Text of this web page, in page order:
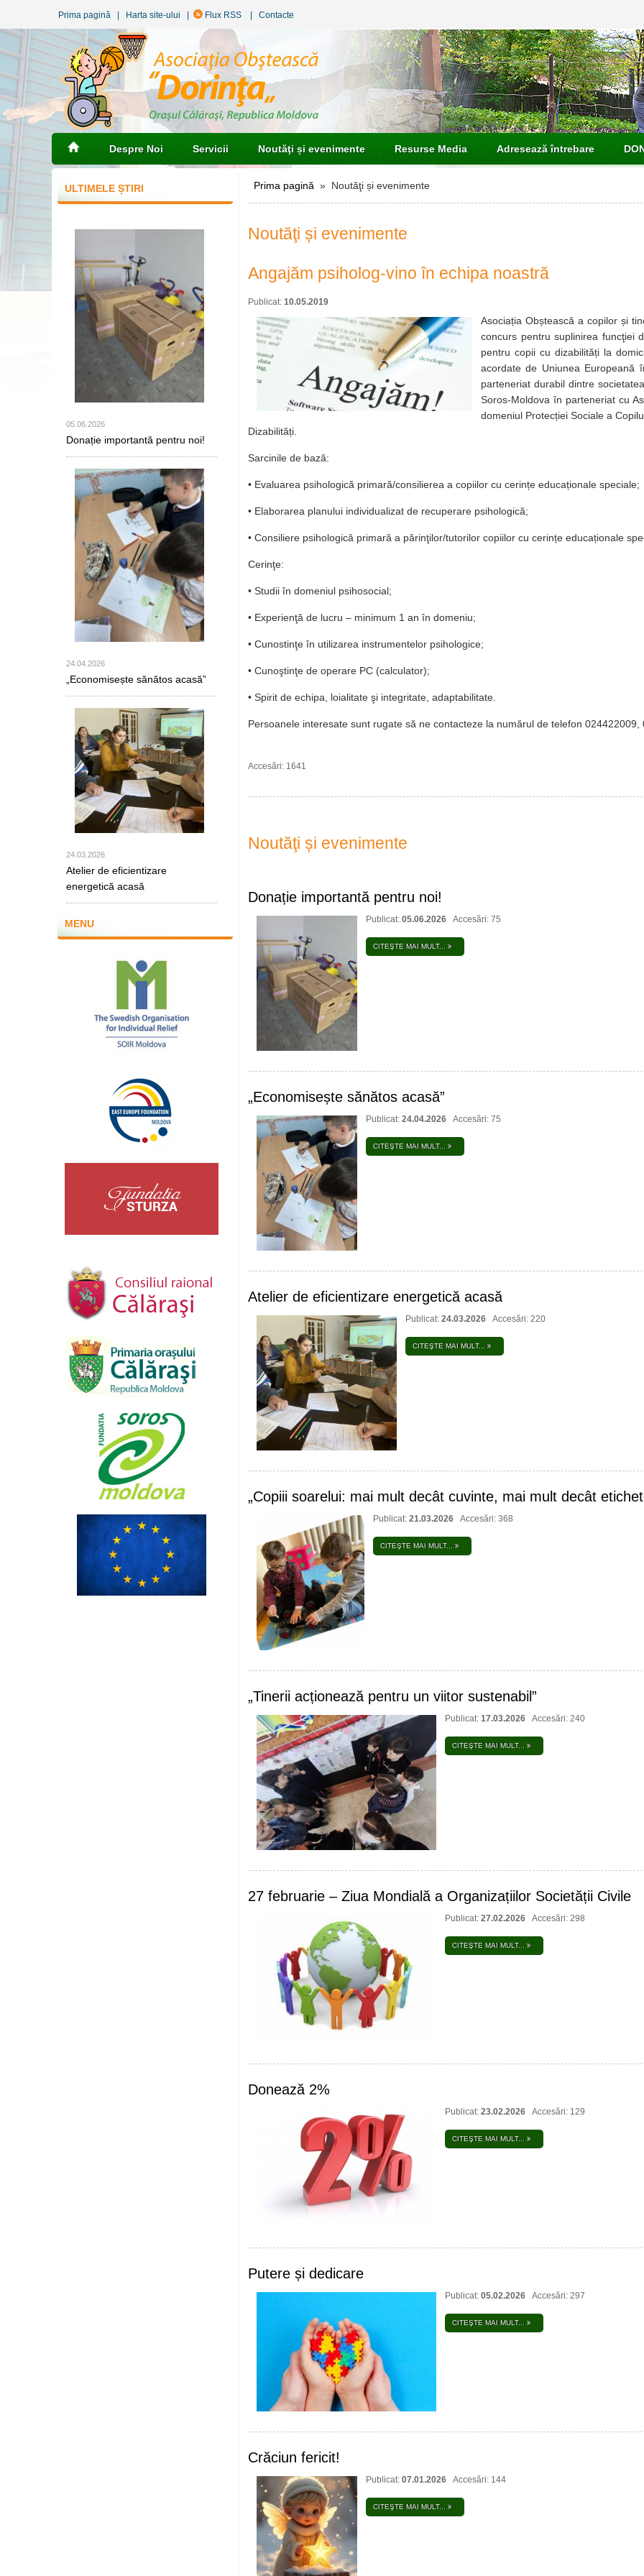
Prima pagină Harta site-ului Flux RSS Contacte
Despre Noi Servicii Noutăţi și evenimente Resurse Media Adresează întrebare
ULTIMELE ȘTIRI
05.06.2026
Donație importantă pentru noi!
24.04.2026
„Economisește sănătos acasă”
24.03.2026
Atelier de eficientizare
energetică acasă
MENU
Prima pagină » Noutăţi și evenimente
Noutăţi și evenimente
Angajăm psiholog-vino în echipa noastră
Publicat: 10.05.2019
Asociația Obștească a copilor și
concurs pentru suplinirea funcţiei
pentru copii cu dizabilități la
acordate de Uniunea Europeană
parteneriat durabil dintre
Soros-Moldova în parteneriat cu
domeniul Protecției Sociale a
Dizabilități.
Sarcinile de bază:
• Evaluarea psihologică primară/consilierea a copiilor cu cerințe educaționale speciale;
• Elaborarea planului individualizat de recuperare psihologică;
• Consiliere psihologică primară a părinţilor/tutorilor copiilor cu cerințe educaționale
Cerinţe:
• Studii în domeniul psihosocial;
• Experienţă de lucru – minimum 1 an în domeniu;
• Cunostinţe în utilizarea instrumentelor psihologice;
• Cunoştinţe de operare PC (calculator);
• Spirit de echipa, loialitate şi integritate, adaptabilitate.
Persoanele interesate sunt rugate să ne contacteze la numărul de telefon
Accesări: 1641
Noutăţi și evenimente
Donație importantă pentru noi!
Publicat:05.06.2026 Accesări: 75
CITEŞTE MAI MULT...
„Economisește sănătos acasă”
Publicat:24.04.2026 Accesări: 75
CITEŞTE MAI MULT...
Atelier de eficientizare energetică acasă
Publicat:24.03.2026 Accesări: 220
CITEŞTE MAI MULT...
„Copiii soarelui: mai mult decât cuvinte, mai mult decât
Publicat: 21.03.2026 Accesări: 368
CITEŞTE MAI MULT...
„Tinerii acționează pentru un viitor sustenabil”
Publicat: 17.03.2026 Accesări: 240
CITEŞTE MAI MULT...
27 februarie – Ziua Mondială a Organizațiilor Societății Civile
Publicat: 27.02.2026 Accesări: 298
CITEŞTE MAI MULT...
Donează 2%
Publicat: 23.02.2026 Accesări: 129
CITEŞTE MAI MULT...
Putere și dedicare
Publicat: 05.02.2026 Accesări: 297
CITEŞTE MAI MULT...
Crăciun fericit!
Publicat: 07.01.2026 Accesări: 144
CITEŞTE MAI MULT...